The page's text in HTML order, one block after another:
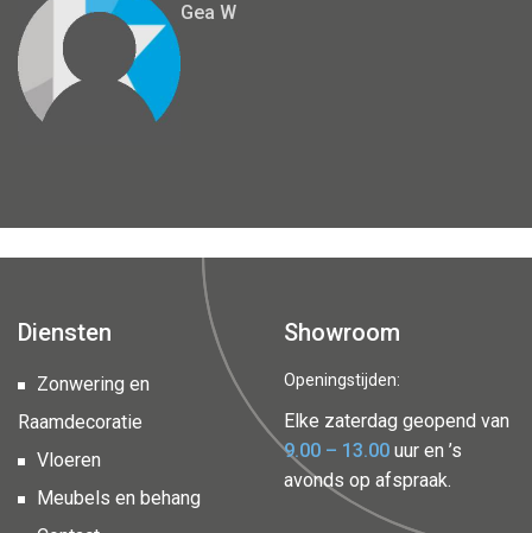
Gea W
Diensten
Zonwering en
Raamdecoratie
Vloeren
Meubels en behang
Showroom
Openingstijden:
Elke zaterdag geopend van
9.00 – 13.00 uur en ’s
avonds op afspraak.